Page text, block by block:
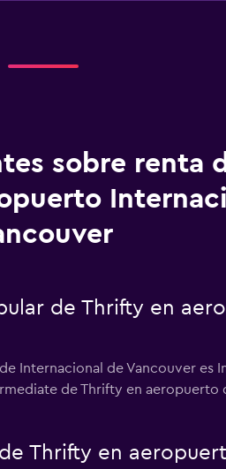
sobre renta
de Thrifty en
Internacional de Vancouver es
de Thrifty en
Thrifty en